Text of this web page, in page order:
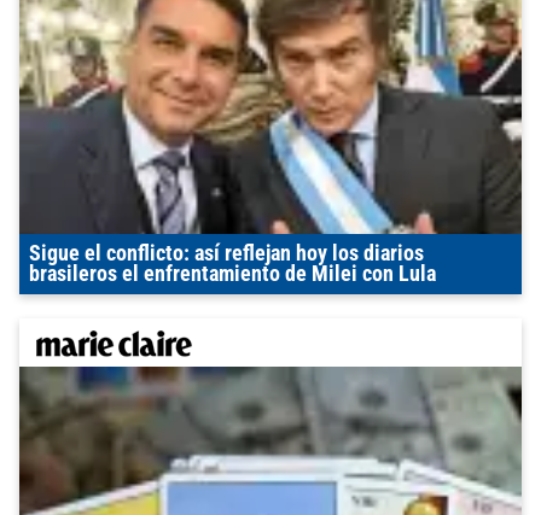
Sigue el conflicto: así reflejan hoy los diarios
brasileros el enfrentamiento de Milei con Lula